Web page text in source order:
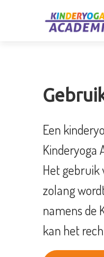
Een
Kinderyoga
Het gebruik
zolang
namens de
kan het